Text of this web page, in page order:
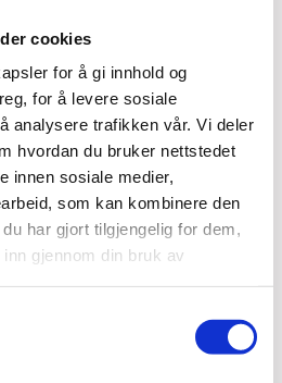
cookies
for å gi innhold og
for å levere sosiale
analysere trafikken vår. Vi deler
hvordan du bruker nettstedet
innen sosiale medier,
som kan kombinere den
har gjort tilgjengelig for dem,
gjennom din bruk av
i forbindelse med oppstarten
har det blitt flere
Vi er glade for å
Ringeriksregionen og
bedre sted - hvis du elsker det
å nå deres mål.
beste frossenpizza. (Test i